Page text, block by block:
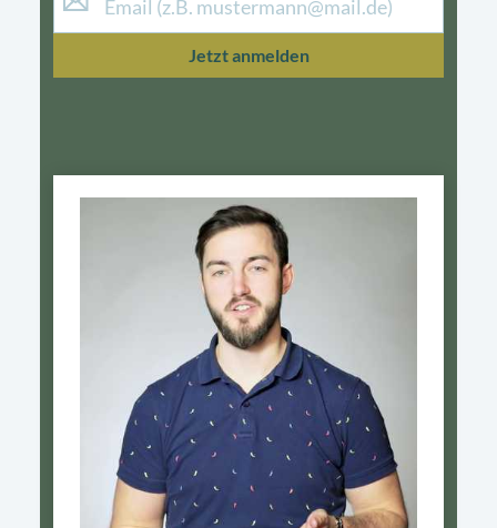
Jetzt anmelden